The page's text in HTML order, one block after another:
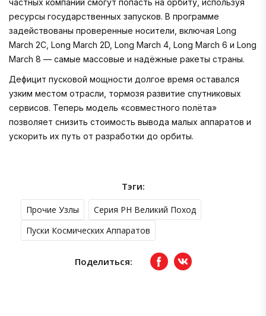
частных компаний смогут попасть на орбиту, используя
ресурсы государственных запусков. В программе
задействованы проверенные носители, включая Long
March 2C, Long March 2D, Long March 4, Long March 6 и Long
March 8 — самые массовые и надёжные ракеты страны.
Дефицит пусковой мощности долгое время оставался
узким местом отрасли, тормозя развитие спутниковых
сервисов. Теперь модель «совместного полёта»
позволяет снизить стоимость вывода малых аппаратов и
ускорить их путь от разработки до орбиты.
Тэги:
Прочие Узлы
Серия РН Великий Поход
Пуски Космических Аппаратов
Поделиться: FacebookвКонтакте